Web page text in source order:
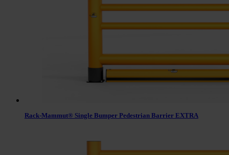
Rack-Mammut® Single Bumper Pedestrian Barrier EXTRA